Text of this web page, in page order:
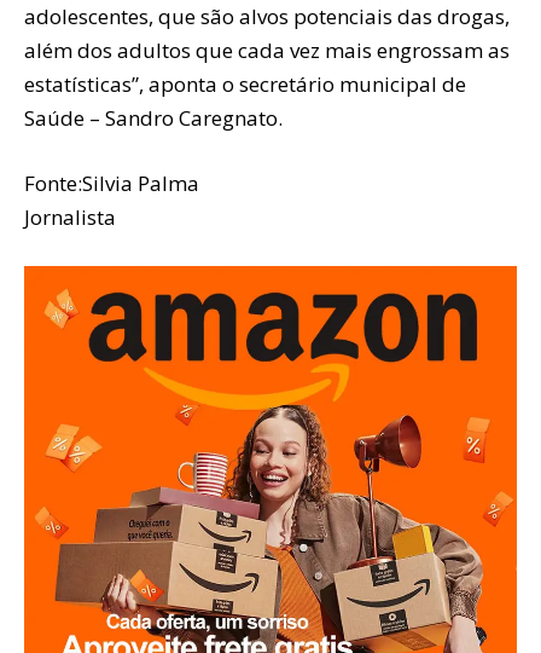
adolescentes, que são alvos potenciais das drogas,
além dos adultos que cada vez mais engrossam as
estatísticas”, aponta o secretário municipal de
Saúde – Sandro Caregnato.
Fonte:Silvia Palma
Jornalista